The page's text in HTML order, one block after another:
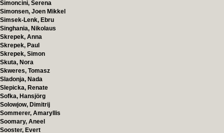
Simoncini, Serena
Simonsen, Joen Mikkel
Simsek-Lenk, Ebru
Singhania, Nikolaus
Skrepek, Anna
Skrepek, Paul
Skrepek, Simon
Skuta, Nora
Skweres, Tomasz
Sladonja, Nada
Slepicka, Renate
Sofka, Hansjörg
Solowjow, Dimitrij
Sommerer, Amaryllis
Soomary, Aneel
Sooster, Evert